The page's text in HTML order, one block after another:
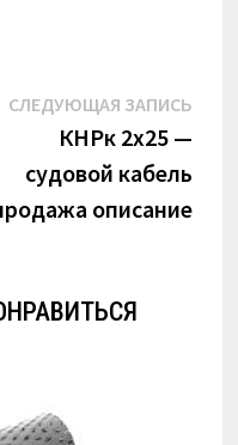
СЛЕДУЮЩАЯ ЗАПИСЬ
КНРк 2х25 —
судовой кабель
описание